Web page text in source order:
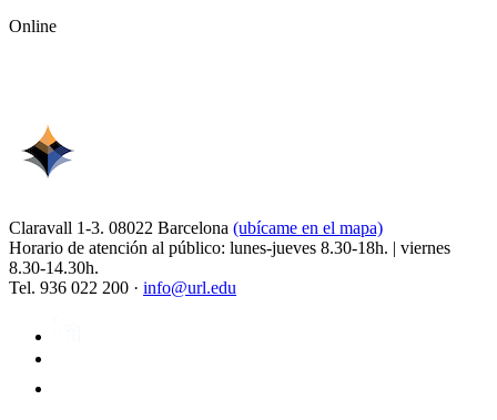
Online
Claravall 1-3. 08022 Barcelona (ubícame en el mapa)
Horario de atención al público: lunes-jueves 8.30-18h. | viernes
8.30-14.30h.
Tel. 936 022 200 · info@url.edu